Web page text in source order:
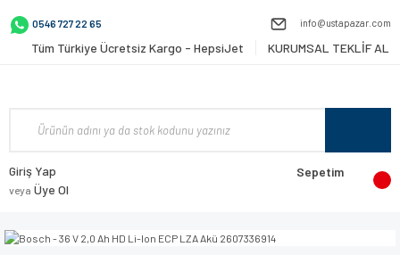
0546 727 22 65 info@ustapazar.com
Tüm Türkiye Ücretsiz Kargo - HepsiJet KURUMSAL TEKLİF AL
Giriş Yap
veya Üye Ol
Sepetim